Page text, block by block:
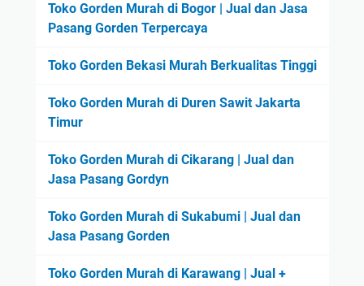
Toko Gorden Murah di Bogor | Jual dan Jasa
Pasang Gorden Terpercaya
Toko Gorden Bekasi Murah Berkualitas Tinggi
Toko Gorden Murah di Duren Sawit Jakarta
Timur
Toko Gorden Murah di Cikarang | Jual dan
Jasa Pasang Gordyn
Toko Gorden Murah di Sukabumi | Jual dan
Jasa Pasang Gorden
Toko Gorden Murah di Karawang | Jual +